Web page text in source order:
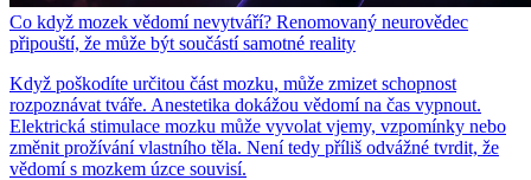
Co když mozek vědomí nevytváří? Renomovaný neurovědec
připouští, že může být součástí samotné reality
Když poškodíte určitou část mozku, může zmizet schopnost
rozpoznávat tváře. Anestetika dokážou vědomí na čas vypnout.
Elektrická stimulace mozku může vyvolat vjemy, vzpomínky nebo
změnit prožívání vlastního těla. Není tedy příliš odvážné tvrdit, že
vědomí s mozkem úzce souvisí.